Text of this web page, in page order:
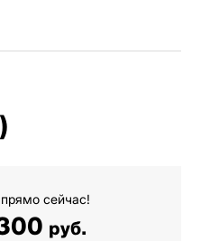
сейчас!
руб.